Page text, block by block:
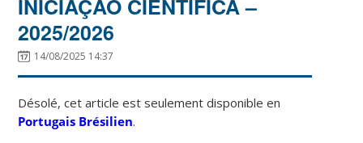
INICIAÇÃO CIENTÍFICA –
2025/2026
14/08/2025 14:37
Désolé, cet article est seulement disponible en
Portugais Brésilien.